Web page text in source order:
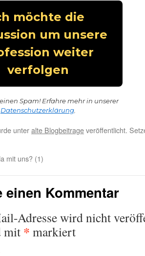
Spam! Erfahre mehr in unserer
Datenschutzerklärung.
unteralte Blogbeitrageveröffentlicht.
mit uns? (1)
einen Kommentar
Adresse wird nicht
mit * markiert